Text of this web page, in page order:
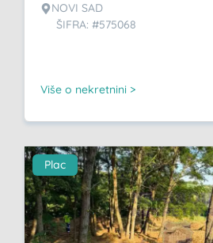
NOVI SAD
ŠIFRA: #575068
Više o nekretnini >
Plac